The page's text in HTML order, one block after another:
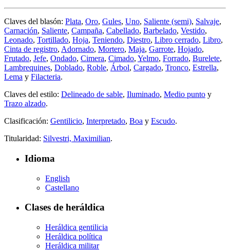
Claves del blasón: Plata, Oro, Gules, Uno, Saliente (semi), Salvaje,
Carnación, Saliente, Campaña, Cabellado, Barbelado, Vestido,
Leonado, Tortillado, Hoja, Teniendo, Diestro, Libro cerrado, Libro,
Cinta de registro, Adornado, Mortero, Maja, Garrote, Hojado,
Frutado, Jefe, Ondado, Cimera, Cimado, Yelmo, Forrado, Burelete,
Lambrequines, Doblado, Roble, Árbol, Cargado, Tronco, Estrella,
Lema y Filacteria.
Claves del estilo: Delineado de sable, Iluminado, Medio punto y
Trazo alzado.
Clasificación: Gentilicio, Interpretado, Boa y Escudo.
Titularidad: Silvestri, Maximilian.
Idioma
English
Castellano
Clases de heráldica
Heráldica gentilicia
Heráldica política
Heráldica militar